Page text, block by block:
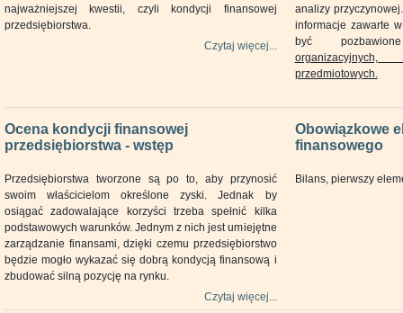
najważniejszej kwestii, czyli kondycji finansowej
przedsiębiorstwa.
Czytaj więcej...
analizy
informacje zawarte
być
przedmiotowych.
Ocena kondycji finansowej
przedsiębiorstwa - wstęp
Przedsiębiorstwa tworzone są po to, aby przynosić
swoim właścicielom określone zyski. Jednak by
osiągać zadowalające korzyści trzeba spełnić kilka
podstawowych warunków. Jednym z nich jest umiejętne
zarządzanie finansami, dzięki czemu przedsiębiorstwo
będzie mogło wykazać się dobrą kondycją finansową i
zbudować silną pozycję na rynku.
Czytaj więcej...
Obowiązkowe
finansowego
Bilans, pierwszy